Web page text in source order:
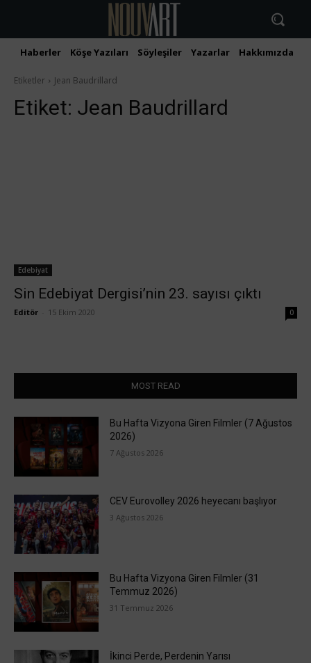
Haberler Köşe Yazıları Söyleşiler Yazarlar Hakkımızda
Etiketler Jean Baudrillard
Etiket: Jean Baudrillard
Edebiyat
Sin Edebiyat Dergisi’nin 23. sayısı çıktı
Editör 15 Ekim 2020 0
MOST READ
Bu Hafta Vizyona Giren Filmler (7 Ağustos
2026)
7 Ağustos 2026
CEV Eurovolley 2026 heyecanı başlıyor
3 Ağustos 2026
Bu Hafta Vizyona Giren Filmler (31
Temmuz 2026)
31 Temmuz 2026
İkinci Perde, Perdenin Yarısı